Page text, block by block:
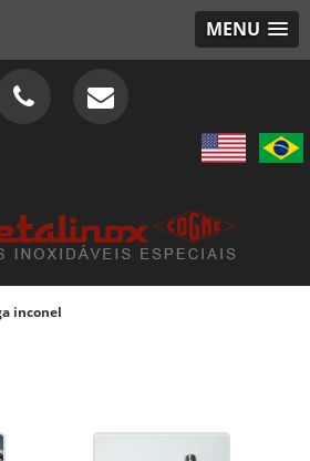
MENU
inconel